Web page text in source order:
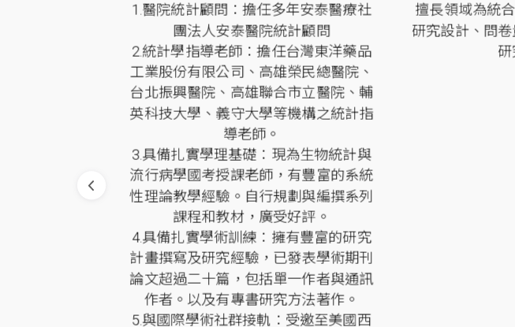
1.醫院統計顧問：擔任多年安泰醫療社
團法人安泰醫院統計顧問
2.統計學指導老師：擔任台灣東洋藥品
工業股份有限公司、高雄榮民總醫院、
台北振興醫院、高雄聯合市立醫院、輔
英科技大學、義守大學等機構之統計指
導老師。
3.具備扎實學理基礎：現為生物統計與
流行病學國考授課老師，有豐富的系統
性理論教學經驗。自行規劃與編撰系列
課程和教材，廣受好評。
4.具備扎實學術訓練：擁有豐富的研究
計畫撰寫及研究經驗，已發表學術期刊
論文超過二十篇，包括單一作者與通訊
作者。以及有專書研究方法著作。
5.與國際學術社群接軌：受邀至美國西
擅長領域為統
研究設計、問
研